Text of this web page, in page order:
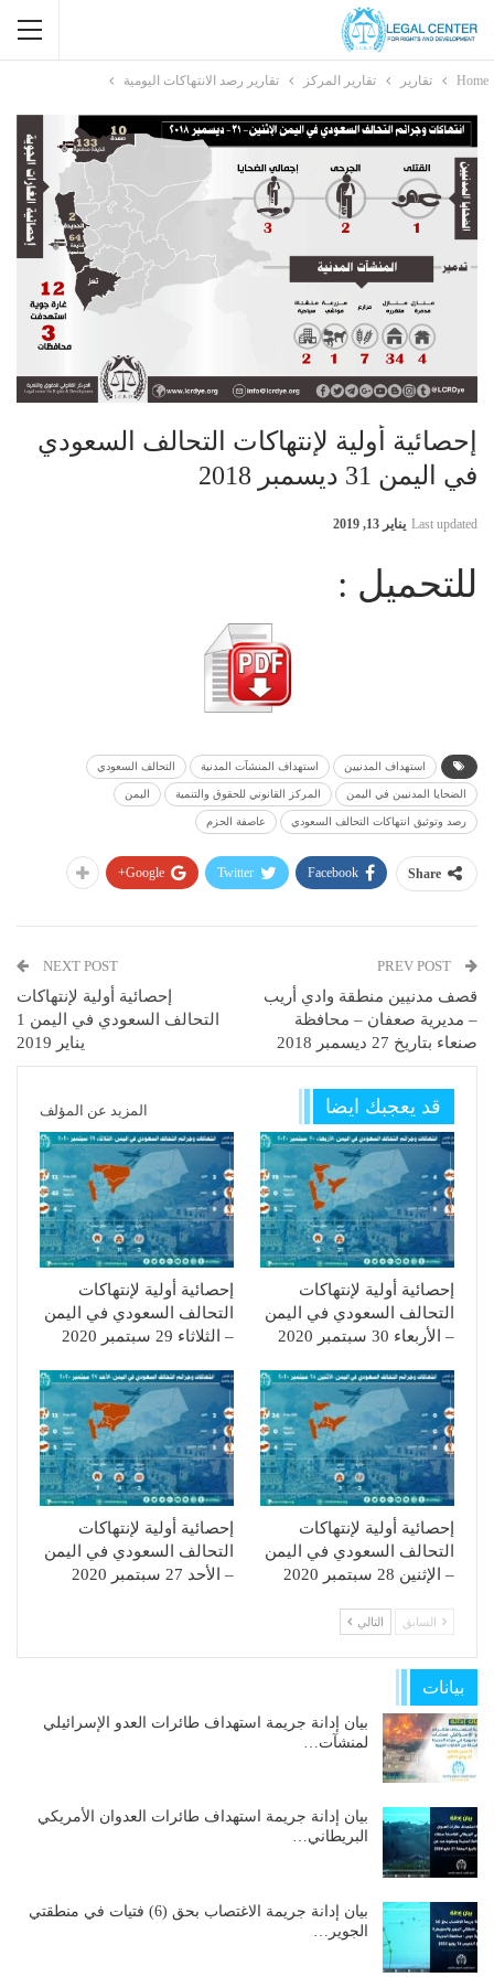
Home تقارير تقارير المركز تقارير رصد الانتهاكات اليومية
إحصائية أولية لإنتهاكات التحالف السعودي
في اليمن 31 ديسمبر 2018
Last updated يناير 13, 2019
للتحميل :
استهداف المدنيين استهداف المنشآت المدنية التحالف السعودي
الضحايا المدنيين في اليمن المركز القانوني للحقوق والتنمية اليمن
رصد وتوثيق انتهاكات التحالف السعودي عاصفة الحزم
Share
Facebook
Twitter
Google+
قصف مدنيين منطقة وادي أريب
– مديرية صعفان – محافظة
صنعاء بتاريخ 27 ديسمبر 2018
NEXT POST
إحصائية أولية لإنتهاكات
التحالف السعودي في اليمن 1
يناير 2019
قد يعجبك ايضا المزيد عن المؤلف
إحصائية أولية لإنتهاكات
التحالف السعودي في اليمن
– الأربعاء 30 سبتمبر 2020
إحصائية أولية لإنتهاكات
التحالف السعودي في اليمن
– الثلاثاء 29 سبتمبر 2020
إحصائية أولية لإنتهاكات
التحالف السعودي في اليمن
– الإثنين 28 سبتمبر 2020
إحصائية أولية لإنتهاكات
التحالف السعودي في اليمن
– الأحد 27 سبتمبر 2020
السابق التالي
بيانات
بيان إدانة جريمة استهداف طائرات العدو الإسرائيلي
لمنشآت…
بيان إدانة جريمة استهداف طائرات العدوان الأمريكي
البريطاني…
بيان إدانة جريمة الاغتصاب بحق (6) فتيات في منطقتي
الجوير…